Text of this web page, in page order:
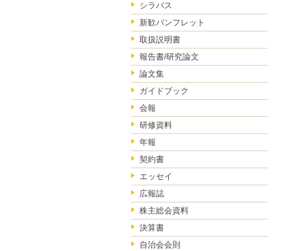
シラバス
新歓パンフレット
取扱説明書
報告書/研究論文
論文集
ガイドブック
会報
研修資料
年報
契約書
エッセイ
広報誌
株主総会資料
決算書
自治会会則